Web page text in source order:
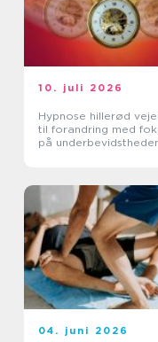
10. juli 2026
Hypnose hillerød vejen
til forandring med
på
04. juni 2026